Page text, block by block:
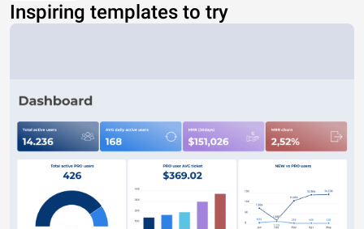
Inspiring templates to try